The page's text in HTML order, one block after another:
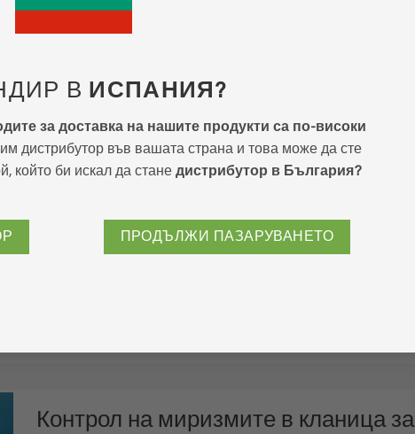
В ИСПАНИЯ?
за доставка на нашите продукти са по-високи
дистрибутор във вашата страна и това може да сте
който би искал да стане дистрибутор в България?
ПРОДЪЛЖИ ПАЗАРУВАНЕТО
Дезодориране в кланицата – Говеда
В хладилната зона, където се съхраняват карантиите от
много миризми.
Помещението е оборудвано със система за
Контрол на миризмите в кланица за